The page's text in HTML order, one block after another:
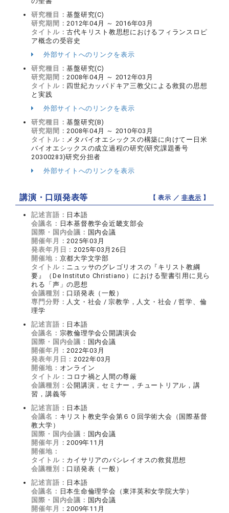
研究種目：基盤研究(C)
研究期間：2012年04月 ～ 2016年03月
タイトル：古代キリスト教思想におけるフィランスロピ
ア概念の受容史
外部サイトへのリンクを表示
研究種目：基盤研究(C)
研究期間：2008年04月 ～ 2012年03月
タイトル： 四世紀カッパドキア三教父による救貧の思想
と実践
外部サイトへのリンクを表示
研究種目：基盤研究(B)
研究期間：2008年04月 ～ 2010年03月
タイトル： メタバイオエシックスの構築に向けてー日米
バイオエシックスの成立過程の研究(研究課題番号
20300283)研究分担者
外部サイトへのリンクを表示
講演・口頭発表等 【 表示 ／非表示 】
記述言語： 日本語
会議名： 日本基督教学会近畿支部会
国際・国内会議： 国内会議
開催年月：2025年03月
発表年月日：2025年03月26日
開催地： 京都大学文学部
タイトル： ニュッサのグレゴリオスの『キリスト教綱
要』（De Instituto Christiano）における聖書引用に見ら
れる「声」の思想
会議種別： 口頭発表（一般）
専門分野： 人文・社会 / 宗教学，人文・社会 / 哲学、倫
理学
記述言語： 日本語
会議名： 宗教倫理学会公開講演会
国際・国内会議： 国内会議
開催年月：2022年03月
発表年月日：2022年03月
開催地： オンライン
タイトル： コロナ禍と人間の尊厳
会議種別：公開講演，セミナー，チュートリアル，講
習，講義等
記述言語： 日本語
会議名： キリスト教史学会第６０回学術大会（国際基督
教大学）
国際・国内会議： 国内会議
開催年月：2009年11月
開催地：
タイトル： カイサリアのバシレイオスの救貧思想
会議種別： 口頭発表（一般）
記述言語： 日本語
会議名： 日本生命倫理学会（東洋英和女学院大学）
国際・国内会議： 国内会議
開催年月：2009年11月